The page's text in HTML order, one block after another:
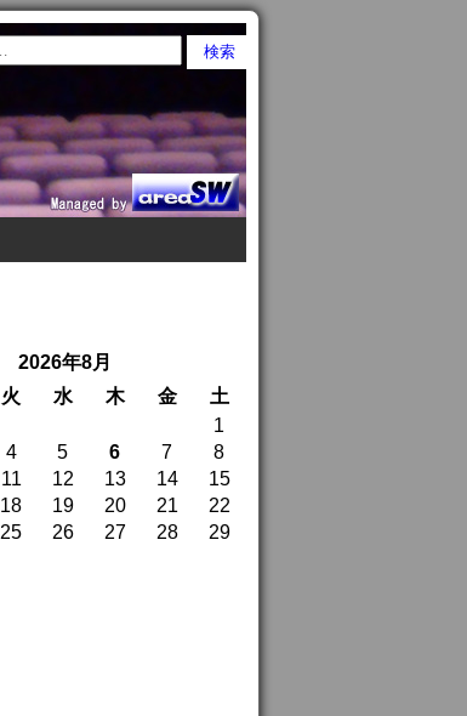
2026年8月
火 水 木 金 土
1
4 5 6 7
8
11 12 13 14
15
18 19 20 21
22
25 26 27 28
29